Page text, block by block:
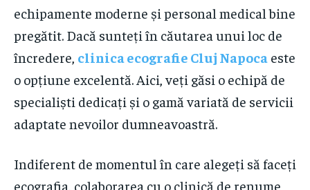
echipamente moderne și personal medical bine
pregătit. Dacă sunteți în căutarea unui loc de
încredere, clinica ecografie Cluj Napoca este
o opțiune excelentă. Aici, veți găsi o echipă de
specialiști dedicați și o gamă variată de servicii
adaptate nevoilor dumneavoastră.
Indiferent de momentul în care alegeți să faceți
ecografia, colaborarea cu o clinică de renume